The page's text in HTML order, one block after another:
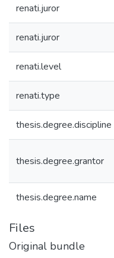
renati.juror
renati.juror
renati.level
renati.type
thesis.degree.discipline
thesis.degree.grantor
thesis.degree.name
Files
Original bundle